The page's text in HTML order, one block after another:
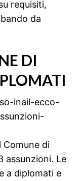
requisiti,
da
DI
inail-ecco-
di
assunzioni. Le
a diplomati e